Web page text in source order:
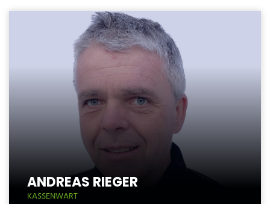
ANDREAS RIEGER
KASSENWART